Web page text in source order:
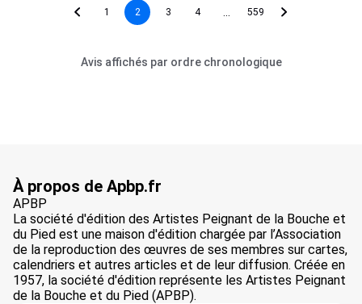
1 2 3 4 559
Avis affichés par ordre chronologique
À propos de Apbp.fr
APBP
La société d'édition des Artistes Peignant de la Bouche et
du Pied est une maison d'édition chargée par l’Association
de la reproduction des œuvres de ses membres sur cartes,
calendriers et autres articles et de leur diffusion. Créée en
1957, la société d'édition représente les Artistes Peignant
de la Bouche et du Pied (APBP).